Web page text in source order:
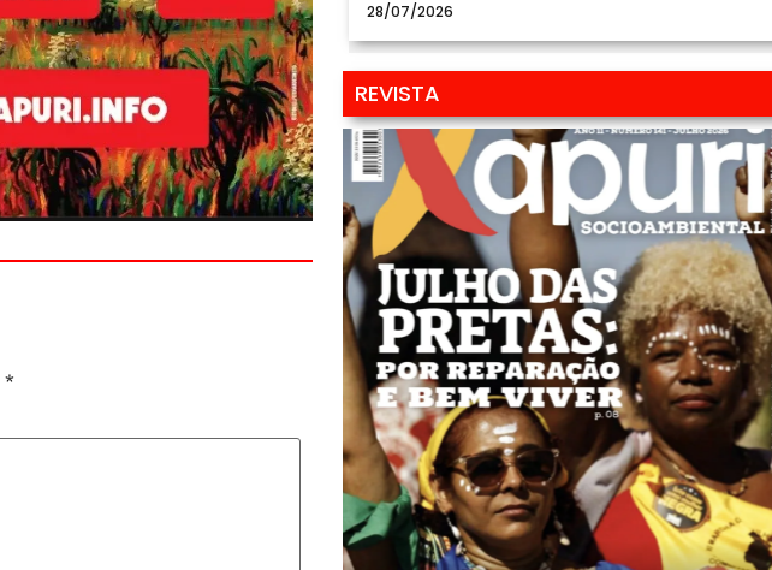
*
28/07/2026
REVISTA